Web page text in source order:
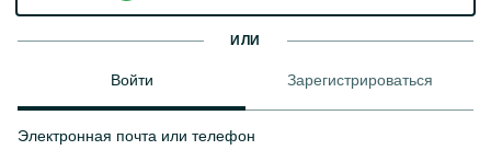
ИЛИ
Войти Зарегистрироваться
Электронная почта или телефон